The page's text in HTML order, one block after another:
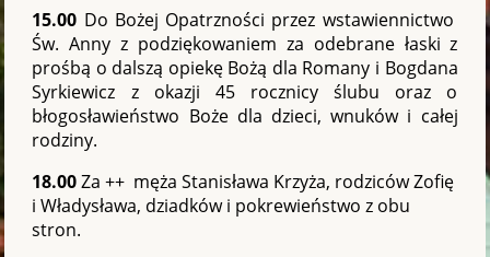
15.00 Do Bożej Opatrzności przez wstawiennictwo
Św. Anny z podziękowaniem za odebrane łaski z
prośbą o dalszą opiekę Bożą dla Romany i Bogdana
Syrkiewicz z okazji 45 rocznicy ślubu oraz o
błogosławieństwo Boże dla dzieci, wnuków i całej
rodziny.
18.00Za ++ męża Stanisława Krzyża, rodziców Zofię
i Władysława, dziadków i pokrewieństwo z obu
stron.